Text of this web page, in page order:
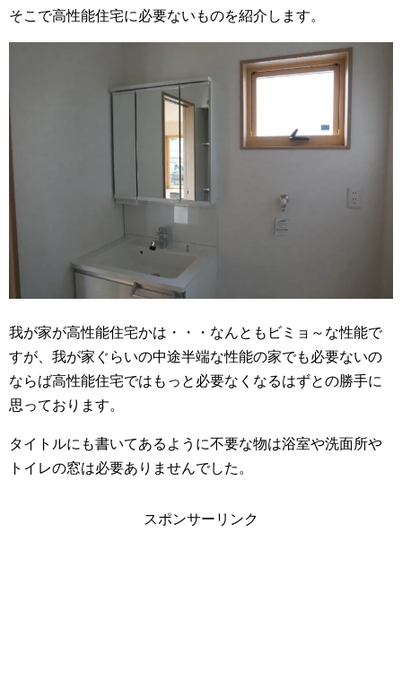
そこで高性能住宅に必要ないものを紹介します。
我が家が高性能住宅かは・・・なんともビミョ～な性能で
すが、我が家ぐらいの中途半端な性能の家でも必要ないの
ならば高性能住宅ではもっと必要なくなるはずとの勝手に
思っております。
タイトルにも書いてあるように不要な物は浴室や洗面所や
トイレの窓は必要ありませんでした。
スポンサーリンク